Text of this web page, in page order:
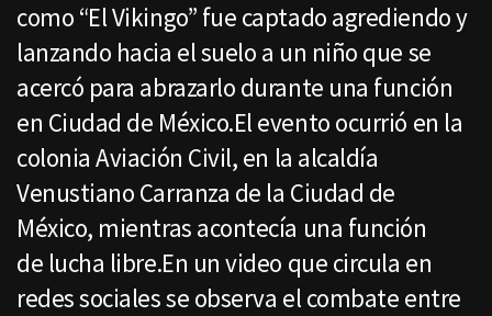
como “El Vikingo” fue captado agrediendo y
lanzando hacia el suelo a un niño que se
acercó para abrazarlo durante una función
en Ciudad de México.El evento ocurrió en la
colonia Aviación Civil, en la alcaldía
Venustiano Carranza de la Ciudad de
México, mientras acontecía una función
de lucha libre.En un video que circula en
redes sociales se observa el combate entre